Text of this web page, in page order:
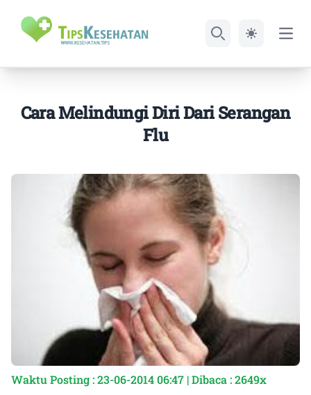
Cara Melindungi Diri Dari Serangan
Flu
Waktu Posting : 23-06-2014 06:47 | Dibaca : 2649x